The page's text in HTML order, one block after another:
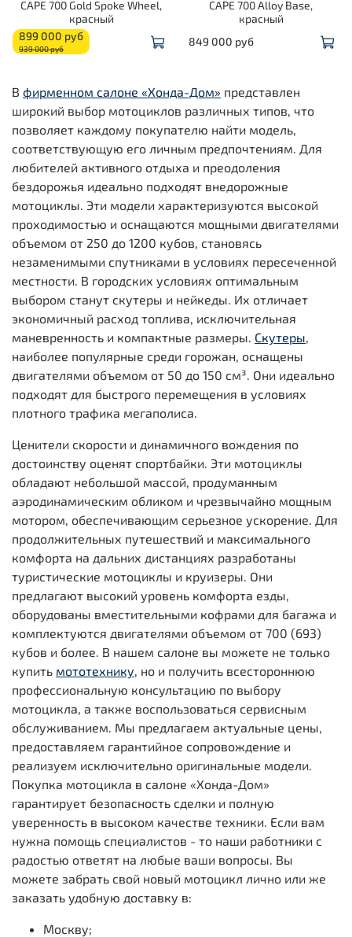
CAPE 700 Gold Spoke Wheel,
красный
899 000 руб
939 000 руб
CAPE 700 Alloy Base,
красный
849 000 руб
В фирменном салоне «Хонда-Дом» представлен
широкий выбор мотоциклов различных типов, что
позволяет каждому покупателю найти модель,
соответствующую его личным предпочтениям. Для
любителей активного отдыха и преодоления
бездорожья идеально подходят внедорожные
мотоциклы. Эти модели характеризуются высокой
проходимостью и оснащаются мощными двигателями
объемом от 250 до 1200 кубов, становясь
незаменимыми спутниками в условиях пересеченной
местности. В городских условиях оптимальным
выбором станут скутеры и нейкеды. Их отличает
экономичный расход топлива, исключительная
маневренность и компактные размеры. Скутеры,
наиболее популярные среди горожан, оснащены
двигателями объемом от 50 до 150 см³. Они идеально
подходят для быстрого перемещения в условиях
плотного трафика мегаполиса.
Ценители скорости и динамичного вождения по
достоинству оценят спортбайки. Эти мотоциклы
обладают небольшой массой, продуманным
аэродинамическим обликом и чрезвычайно мощным
мотором, обеспечивающим серьезное ускорение. Для
продолжительных путешествий и максимального
комфорта на дальних дистанциях разработаны
туристические мотоциклы и круизеры. Они
предлагают высокий уровень комфорта езды,
оборудованы вместительными кофрами для багажа и
комплектуются двигателями объемом от 700 (693)
кубов и более. В нашем салоне вы можете не только
купить мототехнику, но и получить всестороннюю
профессиональную консультацию по выбору
мотоцикла, а также воспользоваться сервисным
обслуживанием. Мы предлагаем актуальные цены,
предоставляем гарантийное сопровождение и
реализуем исключительно оригинальные модели.
Покупка мотоцикла в салоне «Хонда-Дом»
гарантирует безопасность сделки и полную
уверенность в высоком качестве техники. Если вам
нужна помощь специалистов - то наши работники с
радостью ответят на любые ваши вопросы. Вы
можете забрать свой новый мотоцикл лично или же
заказать удобную доставку в:
Москву;